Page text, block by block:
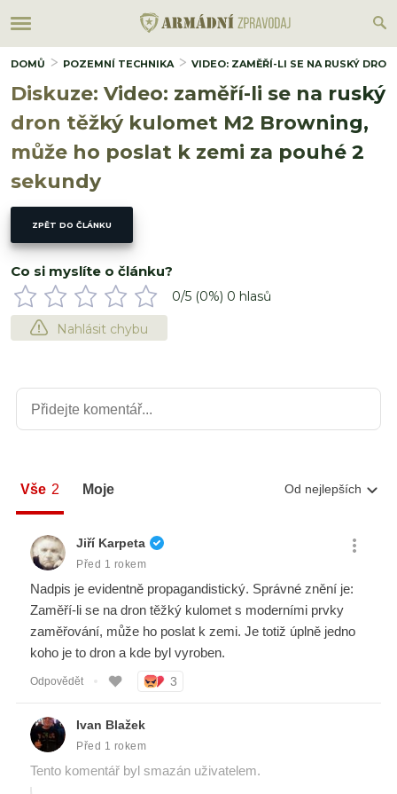
DOMŮ POZEMNÍ TECHNIKA VIDEO: ZAMĚŘÍ-LI SE NA RUSKÝ
Diskuze: Video: zaměří-li se na ruský
dron těžký kulomet M2 Browning,
může ho poslat k zemi za pouhé 2
sekundy
ZPĚT DO ČLÁNKU
Co si myslíte o článku?
0/5 (0%) 0 hlasů
Nahlásit chybu